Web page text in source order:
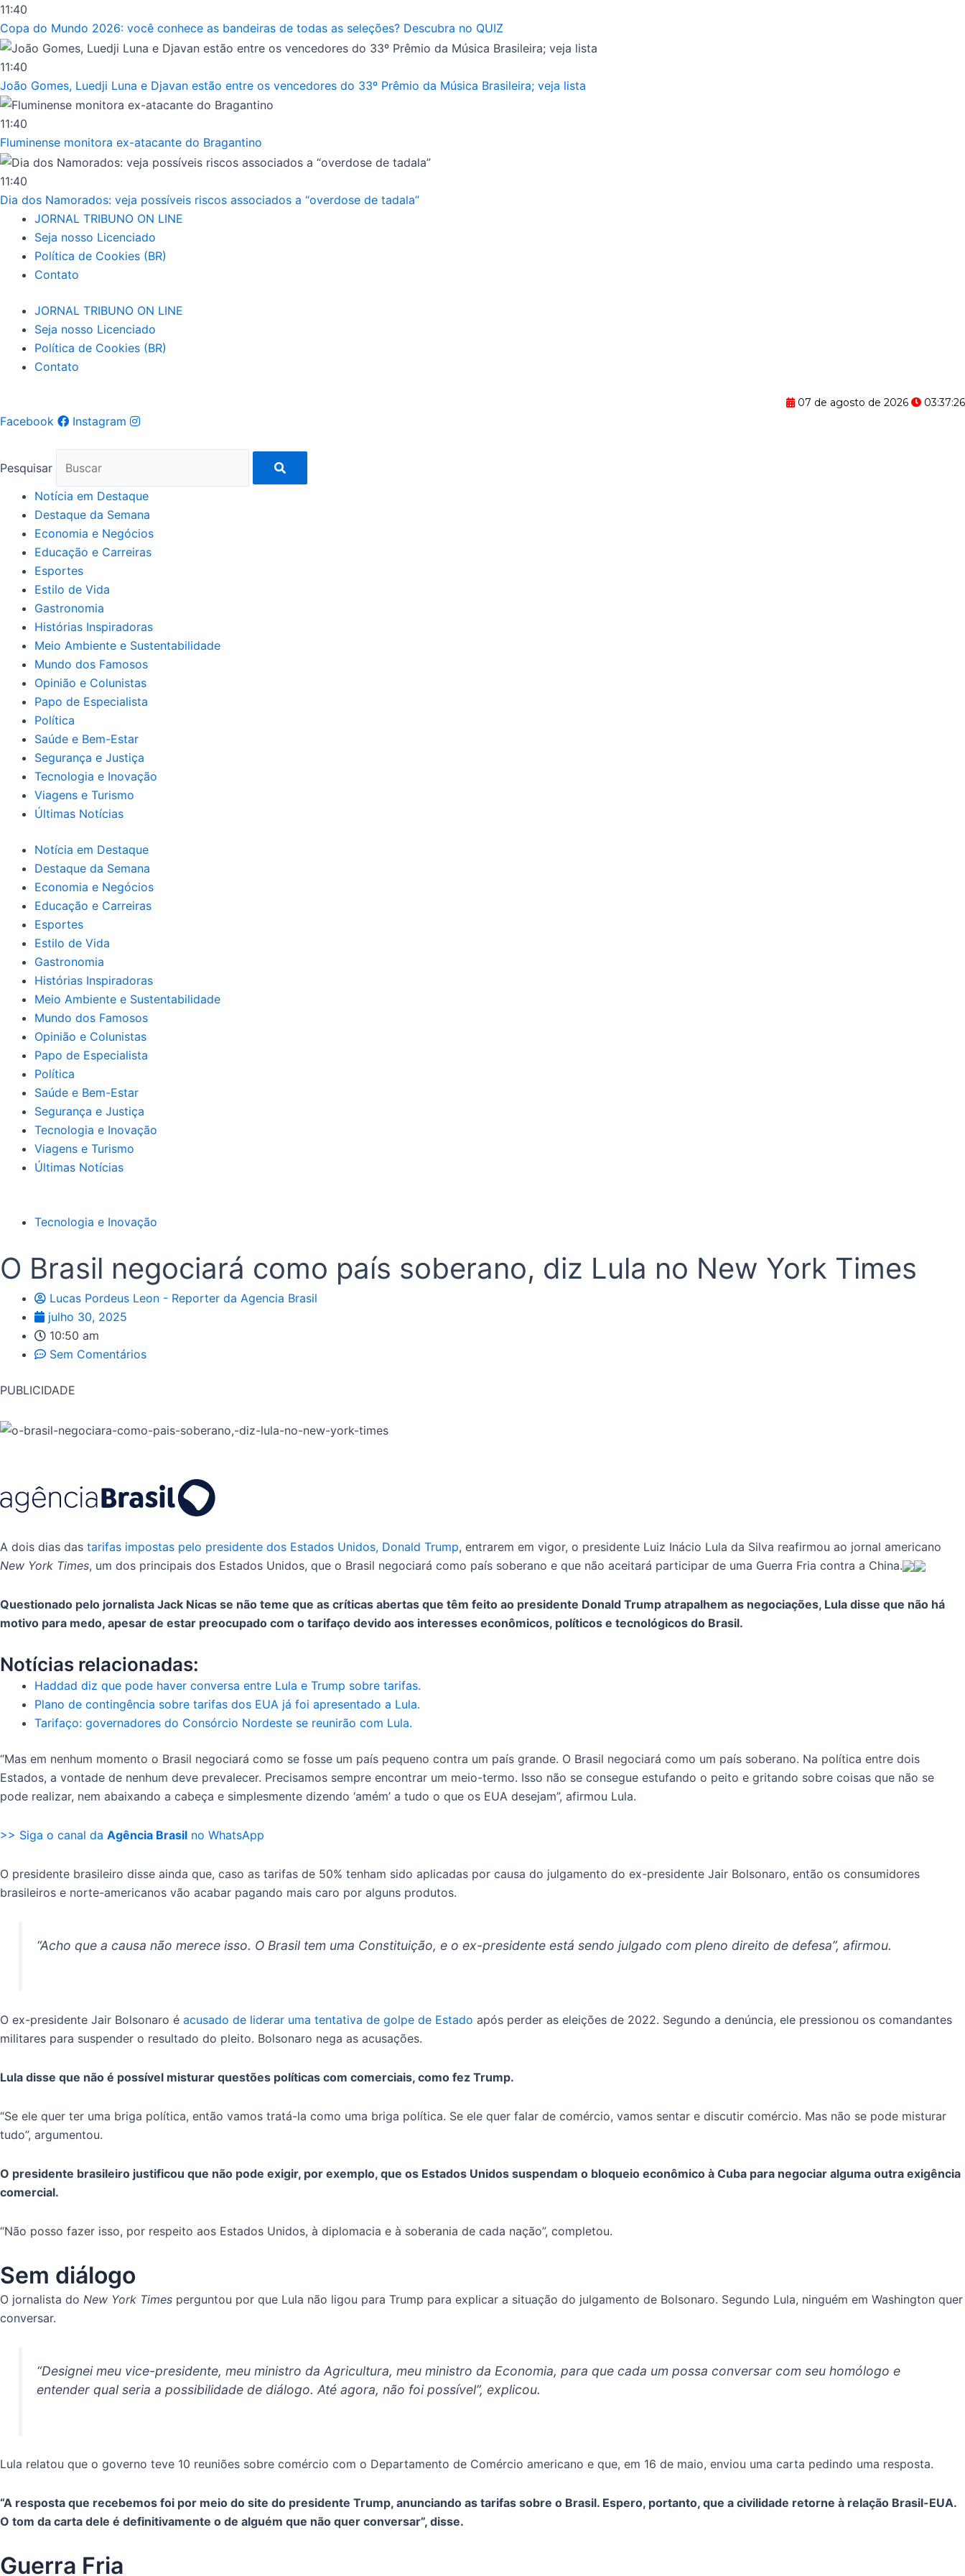
Ir
para
o
conteúdo
11:40
Copa do Mundo 2026: você conhece as bandeiras de todas as seleções? Descubra no QUIZ
11:40
João Gomes, Luedji Luna e Djavan estão entre os vencedores do 33º Prêmio da Música Brasileira; veja lista
11:40
Fluminense monitora ex-atacante do Bragantino
11:40
Dia dos Namorados: veja possíveis riscos associados a “overdose de tadala”
JORNAL TRIBUNO ON LINE
Seja nosso Licenciado
Política de Cookies (BR)
Contato
JORNAL TRIBUNO ON LINE
Seja nosso Licenciado
Política de Cookies (BR)
Contato
07 de agosto de 2026 03:37:27
Facebook Instagram
Pesquisar
Notícia em Destaque
Destaque da Semana
Economia e Negócios
Educação e Carreiras
Esportes
Estilo de Vida
Gastronomia
Histórias Inspiradoras
Meio Ambiente e Sustentabilidade
Mundo dos Famosos
Opinião e Colunistas
Papo de Especialista
Política
Saúde e Bem-Estar
Segurança e Justiça
Tecnologia e Inovação
Viagens e Turismo
Últimas Notícias
Notícia em Destaque
Destaque da Semana
Economia e Negócios
Educação e Carreiras
Esportes
Estilo de Vida
Gastronomia
Histórias Inspiradoras
Meio Ambiente e Sustentabilidade
Mundo dos Famosos
Opinião e Colunistas
Papo de Especialista
Política
Saúde e Bem-Estar
Segurança e Justiça
Tecnologia e Inovação
Viagens e Turismo
Últimas Notícias
Tecnologia e Inovação
O Brasil negociará como país soberano, diz Lula no New York Times
Lucas Pordeus Leon - Reporter da Agencia Brasil
julho 30, 2025
10:50 am
Sem Comentários
PUBLICIDADE
A dois dias das tarifas impostas pelo presidente dos Estados Unidos, Donald Trump, entrarem em vigor, o presidente Luiz Inácio Lula da Silva reafirmou ao jornal americano
New York Times, um dos principais dos Estados Unidos, que o Brasil negociará como país soberano e que não aceitará participar de uma Guerra Fria contra a China.
Questionado pelo jornalista Jack Nicas se não teme que as críticas abertas que têm feito ao presidente Donald Trump atrapalhem as negociações, Lula disse que não há
motivo para medo, apesar de estar preocupado com o tarifaço devido aos interesses econômicos, políticos e tecnológicos do Brasil.
Notícias relacionadas:
Haddad diz que pode haver conversa entre Lula e Trump sobre tarifas.
Plano de contingência sobre tarifas dos EUA já foi apresentado a Lula.
Tarifaço: governadores do Consórcio Nordeste se reunirão com Lula.
“Mas em nenhum momento o Brasil negociará como se fosse um país pequeno contra um país grande. O Brasil negociará como um país soberano. Na política entre dois
Estados, a vontade de nenhum deve prevalecer. Precisamos sempre encontrar um meio-termo. Isso não se consegue estufando o peito e gritando sobre coisas que não se
pode realizar, nem abaixando a cabeça e simplesmente dizendo ‘amém’ a tudo o que os EUA desejam”, afirmou Lula.
>> Siga o canal da Agência Brasil no WhatsApp
O presidente brasileiro disse ainda que, caso as tarifas de 50% tenham sido aplicadas por causa do julgamento do ex-presidente Jair Bolsonaro, então os consumidores
brasileiros e norte-americanos vão acabar pagando mais caro por alguns produtos.
“Acho que a causa não merece isso. O Brasil tem uma Constituição, e o ex-presidente está sendo julgado com pleno direito de defesa”, afirmou.
O ex-presidente Jair Bolsonaro é acusado de liderar uma tentativa de golpe de Estado após perder as eleições de 2022. Segundo a denúncia, ele pressionou os comandantes
militares para suspender o resultado do pleito. Bolsonaro nega as acusações.
Lula disse que não é possível misturar questões políticas com comerciais, como fez Trump.
“Se ele quer ter uma briga política, então vamos tratá-la como uma briga política. Se ele quer falar de comércio, vamos sentar e discutir comércio. Mas não se pode misturar
tudo”, argumentou.
O presidente brasileiro justificou que não pode exigir, por exemplo, que os Estados Unidos suspendam o bloqueio econômico à Cuba para negociar alguma outra exigência
comercial.
“Não posso fazer isso, por respeito aos Estados Unidos, à diplomacia e à soberania de cada nação”, completou.
Sem diálogo
O jornalista do New York Times perguntou por que Lula não ligou para Trump para explicar a situação do julgamento de Bolsonaro. Segundo Lula, ninguém em Washington quer
conversar.
“Designei meu vice-presidente, meu ministro da Agricultura, meu ministro da Economia, para que cada um possa conversar com seu homólogo e
entender qual seria a possibilidade de diálogo. Até agora, não foi possível”, explicou.
Lula relatou que o governo teve 10 reuniões sobre comércio com o Departamento de Comércio americano e que, em 16 de maio, enviou uma carta pedindo uma resposta.
“A resposta que recebemos foi por meio do site do presidente Trump, anunciando as tarifas sobre o Brasil. Espero, portanto, que a civilidade retorne à relação Brasil-EUA.
O tom da carta dele é definitivamente o de alguém que não quer conversar”, disse.
Guerra Fria